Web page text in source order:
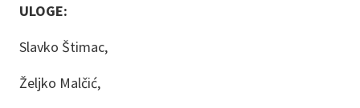
ULOGE:
Slavko Štimac,
Željko Malčić,